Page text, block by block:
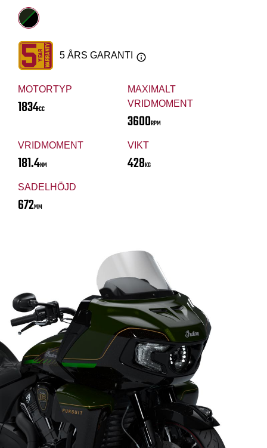
MOTORTYP
1834CC
MAXIMALT
VRIDMOMENT
3600RPM
VRIDMOMENT
181.4NM
VIKT
428KG
SADELHÖJD
672MM
5 ÅRS GARANTI